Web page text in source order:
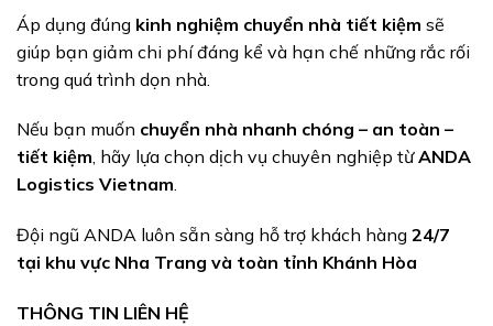
Áp dụng đúng kinh nghiệm chuyển nhà tiết kiệm sẽ
giúp bạn giảm chi phí đáng kể và hạn chế những rắc rối
trong quá trình dọn nhà.
Nếu bạn muốn chuyển nhà nhanh chóng – an toàn –
tiết kiệm, hãy lựa chọn dịch vụ chuyên nghiệp từANDA
Logistics Vietnam.
Đội ngũ ANDA luôn sẵn sàng hỗ trợ khách hàng 24/7
tại khu vực Nha Trang và toàn tỉnh Khánh Hòa
THÔNG TIN LIÊN HỆ